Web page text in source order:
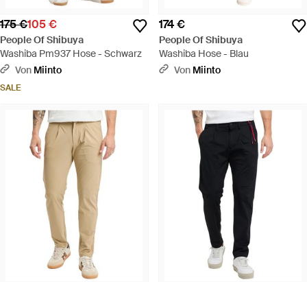
175 €105 €
People Of Shibuya
Washiba Pm937 Hose - Schwarz
Von Miinto
SALE
174 €
People Of Shibuya
Washiba Hose - Blau
Von Miinto